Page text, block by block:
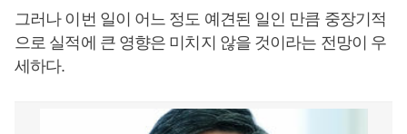
그러나 이번 일이 어느 정도 예견된 일인 만큼 중장기적
으로 실적에 큰 영향은 미치지 않을 것이라는 전망이 우
세하다.